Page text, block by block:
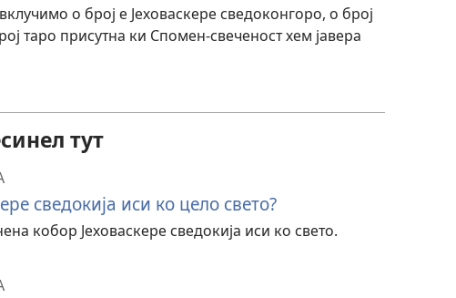
о број е Јеховаскере сведоконгоро, о број
таро присутна ки Спомен-свеченост хем јавера
тут
сведокија иси ко цело свето?
кобор Јеховаскере сведокија иси ко свето.